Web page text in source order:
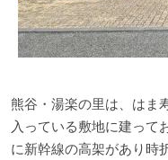
熊谷・湯楽の里は、はま
入っている敷地に建って
に新幹線の高架があり時